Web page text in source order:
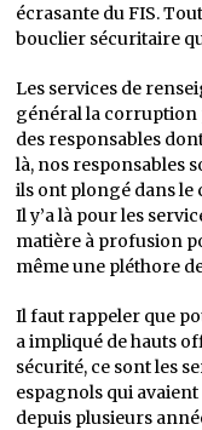
écrasante du FIS.
bouclier sécuritaire
Les services de
général la corruption
des responsables
là, nos responsables
ils ont plongé dans le
Il y’a là pour les
matière à profusion
même une pléthore
Il faut rappeler que
a impliqué de hauts
sécurité, ce sont les
espagnols qui
depuis plusieurs